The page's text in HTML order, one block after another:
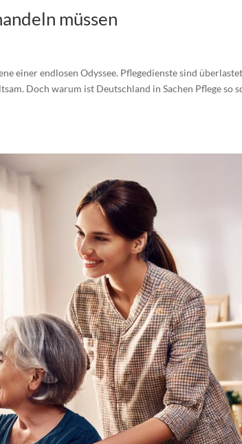
müssen
einer endlosen Odyssee. Pflegedienste sind
Doch warum ist Deutschland in Sachen Pflege so